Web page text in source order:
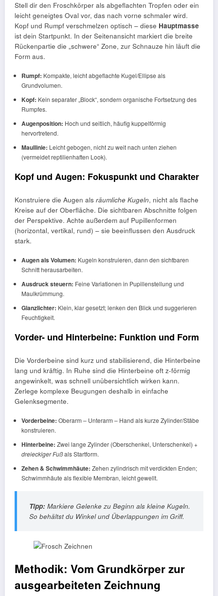
Stell dir den Froschkörper als abgeflachten Tropfen oder ein
leicht geneigtes Oval vor, das nach vorne schmaler wird.
Kopf und Rumpf verschmelzen optisch – diese Hauptmasse
ist dein Startpunkt. In der Seitenansicht markiert die breite
Rückenpartie die „schwere“ Zone, zur Schnauze hin läuft die
Form aus.
Rumpf: Kompakte, leicht abgeflachte Kugel/Ellipse als
Grundvolumen.
Kopf: Kein separater „Block“, sondern organische Fortsetzung des
Rumpfes.
Augenposition: Hoch und seitlich, häufig kuppelförmig
hervortretend.
Maullinie: Leicht gebogen, nicht zu weit nach unten ziehen
(vermeidet reptilienhaften Look).
Kopf und Augen: Fokuspunkt und Charakter
Konstruiere die Augen als räumliche Kugeln, nicht als flache
Kreise auf der Oberfläche. Die sichtbaren Abschnitte folgen
der Perspektive. Achte außerdem auf Pupillenformen
(horizontal, vertikal, rund) – sie beeinflussen den Ausdruck
stark.
Augen als Volumen: Kugeln konstruieren, dann den sichtbaren
Schnitt herausarbeiten.
Ausdruck steuern: Feine Variationen in Pupillenstellung und
Maulkrümmung.
Glanzlichter: Klein, klar gesetzt; lenken den Blick und suggerieren
Feuchtigkeit.
Vorder- und Hinterbeine: Funktion und Form
Die Vorderbeine sind kurz und stabilisierend, die Hinterbeine
lang und kräftig. In Ruhe sind die Hinterbeine oft z-förmig
angewinkelt, was schnell unübersichtlich wirken kann.
Zerlege komplexe Beugungen deshalb in einfache
Gelenksegmente.
Vorderbeine: Oberarm – Unterarm – Hand als kurze Zylinder/Stäbe
konstruieren.
Hinterbeine: Zwei lange Zylinder (Oberschenkel, Unterschenkel) +
dreieckiger Fußals Startform.
Zehen & Schwimmhäute: Zehen zylindrisch mit verdickten Enden;
Schwimmhäute als flexible Membran, leicht gewellt.
Tipp: Markiere Gelenke zu Beginn als kleine Kugeln.
So behältst du Winkel und Überlappungen im Griff.
Methodik: Vom Grundkörper zur
ausgearbeiteten Zeichnung